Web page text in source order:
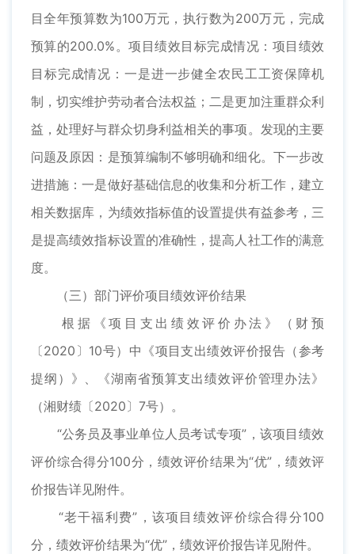
目全年预算数为100万元，执行数为200万元，完成
预算的200.0%。项目绩效目标完成情况：项目绩效
目标完成情况：一是进一步健全农民工工资保障机
制，切实维护劳动者合法权益；二是更加注重群众利
益，处理好与群众切身利益相关的事项。发现的主要
问题及原因：是预算编制不够明确和细化。下一步改
进措施：一是做好基础信息的收集和分析工作，建立
相关数据库，为绩效指标值的设置提供有益参考，三
是提高绩效指标设置的准确性，提高人社工作的满意
度。
（三）部门评价项目绩效评价结果
根据《项目支出绩效评价办法》（财预
〔2020〕10号）中《项目支出绩效评价报告（参考
提纲）》、《湖南省预算支出绩效评价管理办法》
（湘财绩〔2020〕7号）。
“公务员及事业单位人员考试专项”，该项目绩效
评价综合得分100分，绩效评价结果为“优”，绩效评
价报告详见附件。
“老干福利费”，该项目绩效评价综合得分100
分，绩效评价结果为“优”，绩效评价报告详见附件。